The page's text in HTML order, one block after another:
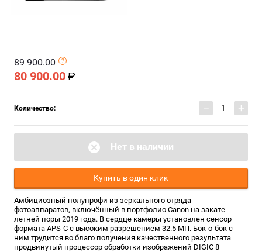
89 900.00
80 900.00
Количество: − +
Нет в наличии
Купить в один клик
Амбициозный полупрофи из зеркального отряда
фотоаппаратов, включённый в портфолио Canon на закате
летней поры 2019 года. В сердце камеры установлен сенсор
формата APS-C с высоким разрешением 32.5 МП. Бок-о-бок с
ним трудится во благо получения качественного результата
продвинутый процессор обработки изображений DIGIC 8